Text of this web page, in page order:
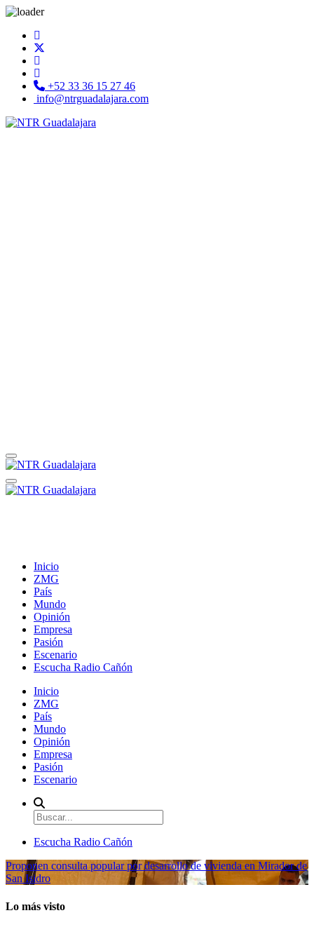
+52 33 36 15 27 46
info@ntrguadalajara.com
Inicio
ZMG
País
Mundo
Opinión
Empresa
Pasión
Escenario
Escucha Radio Cañón
Inicio
ZMG
País
Mundo
Opinión
Empresa
Pasión
Escenario
Escucha Radio Cañón
Proponen consulta popular por desarrollo de vivienda en Mirador de
San Isidro
Lo más visto